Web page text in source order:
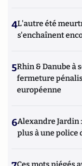
4L'autre été
s'enchaînent
5Rhin & Danube à
fermeture
européenne
6Alexandre Jardin
plus à une police